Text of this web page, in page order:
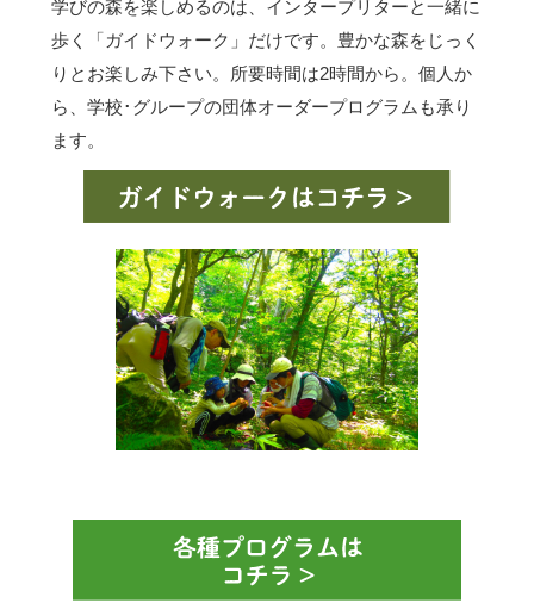
学びの森を楽しめるのは、インタープリターと一緒に
歩く「ガイドウォーク」だけです。豊かな森をじっく
りとお楽しみ下さい。所要時間は2時間から。個人か
ら、学校･グループの団体オーダープログラムも承り
ます。